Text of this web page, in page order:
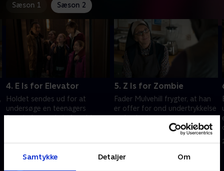
Samtykke Detaljer Om
Sæson 1 Sæson 2
4. E Is for Elevator
Holdet sendes ud for at
undersøge en teenagers
forsvinden, og hvis forældre
5. Z Is for Zombie
Fader Mulvehill frygter, at han
er offer for ond undertrykkelse
og beder teamet om en
fortrolig vurdering.